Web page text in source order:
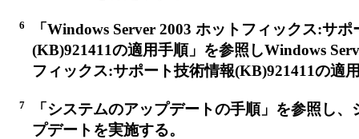
6
「Windows Server 2003 ホットフィックス:サ
(KB)921411の適用手順」を参照しWindows
フィックス:サポート技術情報(KB)921411の適
7
「システムのアップデートの手順」を参照し
プデートを実施する。